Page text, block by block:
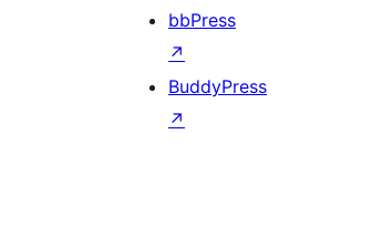
bbPress
↗
BuddyPress
↗